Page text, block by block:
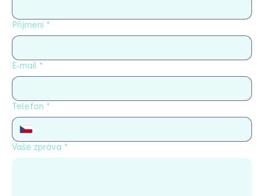
Příjmení *
E‑mail *
Telefon *
Vaše zpráva *